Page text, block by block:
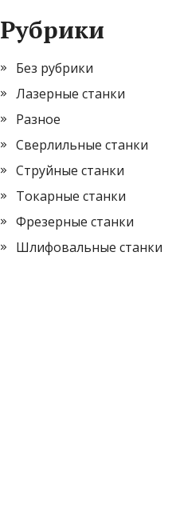
Рубрики
Без рубрики
Лазерные станки
Разное
Сверлильные станки
Струйные станки
Токарные станки
Фрезерные станки
Шлифовальные станки